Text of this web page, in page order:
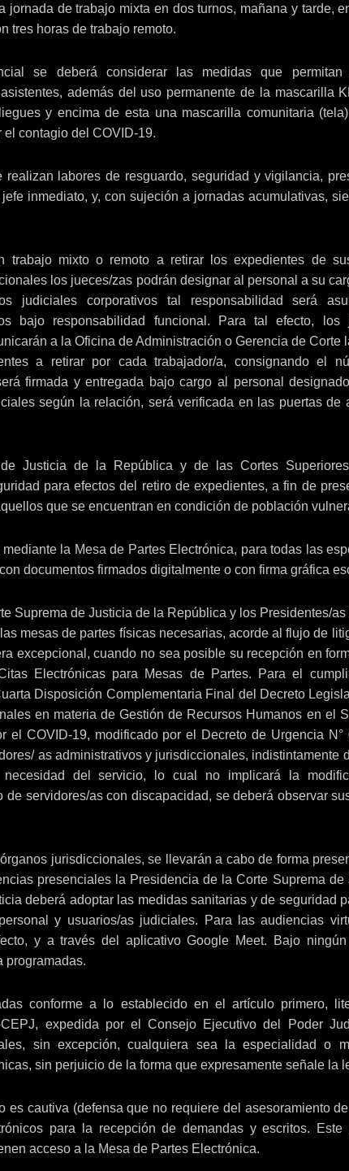
jornada de trabajo mixta en dos turnos, mañana y tarde,
tres horas de trabajo remoto.
se deberá considerar las medidas que permitan
además del uso permanente de la mascarilla
y encima de esta una mascarilla comunitaria
contagio del COVID-19.
labores de resguardo, seguridad y vigilancia,
inmediato, y, con sujeción a jornadas acumulativas,
trabajo mixto o remoto a retirar los expedientes de
los jueces/zas podrán designar al personal a su
judiciales corporativos tal responsabilidad será
bajo responsabilidad funcional. Para tal efecto, los
a la Oficina de Administración o Gerencia de Corte
a retirar por cada trabajador/a, consignando el
firmada y entregada bajo cargo al personal
según la relación, será verificada en las puertas de
Justicia de la República y de las Cortes
para efectos del retiro de expedientes, a fin de
que se encuentran en condición de población
la Mesa de Partes Electrónica, para todas las
documentos firmados digitalmente o con firma gráfica
Suprema de Justicia de la República y los Presidentes/
mesas de partes físicas necesarias, acorde al flujo de
excepcional, cuando no sea posible su recepción en
Electrónicas para Mesas de Partes. Para el
Disposición Complementaria Final del Decreto
en materia de Gestión de Recursos Humanos en el
el COVID-19, modificado por el Decreto de Urgencia N°
as administrativos y jurisdiccionales, indistintamente
del servicio, lo cual no implicará la
servidores/as con discapacidad, se deberá observar
jurisdiccionales, se llevarán a cabo de forma
presenciales la Presidencia de la Corte Suprema de
deberá adoptar las medidas sanitarias y de seguridad
y usuarios/as judiciales. Para las audiencias
y a través del aplicativo Google Meet. Bajo
programadas.
conforme a lo establecido en el artículo primero,
CEPJ, expedida por el Consejo Ejecutivo del Poder
sin excepción, cualquiera sea la especialidad o
sin perjuicio de la forma que expresamente señale la
es cautiva (defensa que no requiere del asesoramiento
para la recepción de demandas y escritos.
acceso a la Mesa de Partes Electrónica.